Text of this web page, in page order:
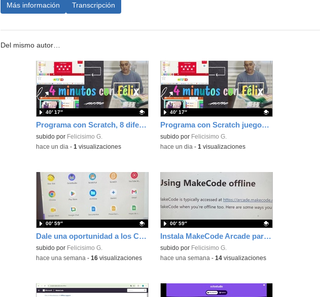
Más información Transcripción
Del mismo autor…
Programa con Scratch, 8 diferentes juegos para vivir la emoción de los partidos de España en el mundial 2026
Contenido educativo.
subido por Felicisimo G.
40′ 17″
-hace un dia - 1 visualizaciones
Programa con Scratch juegos con los partidos del mundial 2026 ganados por España
Contenido educativo.
subido por Felicisimo G.
40′ 17″
-hace un dia - 1 visualizaciones
Dale una oportunidad a los Chromebooks y utiliza un proyector para realizar talleres si no tienes pantallas táctiles
Contenido educativo.
subido por Felicisimo G.
00′ 59″
-hace una semana - 16visualizaciones
Instala MakeCode Arcade para trabajar offline en tu tablet, ordenador, Chromebook
Contenido educativo.
subido por Felicisimo G.
00′ 59″
-hace una semana - 14visualizaciones